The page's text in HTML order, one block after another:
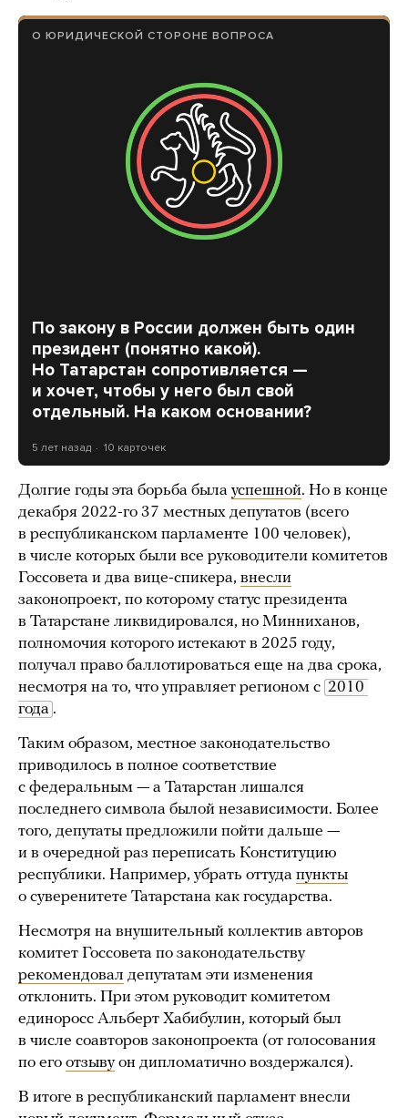
О ЮРИДИЧЕСКОЙ СТОРОНЕ ВОПРОСА
По закону в России должен быть один
президент (понятно какой).
Но Татарстан сопротивляется —
и хочет, чтобы у него был свой
отдельный. На каком основании?
5 лет назад 10 карточек
Долгие годы эта борьба была успешной. Но в конце
декабря 2022-го 37 местных депутатов (всего
в республиканском парламенте 100 человек),
в числе которых были все руководители комитетов
Госсовета и два вице-спикера, внесли
законопроект, по которому статус президента
в Татарстане ликвидировался, но Минниханов,
полномочия которого истекают в 2025 году,
получал право баллотироваться еще на два срока,
несмотря на то, что управляет регионом с 2010
года .
Таким образом, местное законодательство
приводилось в полное соответствие
с федеральным — а Татарстан лишался
последнего символа былой независимости. Более
того, депутаты предложили пойти дальше —
и в очередной раз переписать Конституцию
республики. Например, убрать оттуда пункты
о суверенитете Татарстана как государства.
Несмотря на внушительный коллектив авторов
комитет Госсовета по законодательству
рекомендовал депутатам эти изменения
отклонить. При этом руководит комитетом
единоросс Альберт Хабибулин, который был
в числе соавторов законопроекта (от голосования
по его отзывуон дипломатично воздержался).
В итоге в республиканский парламент внесли